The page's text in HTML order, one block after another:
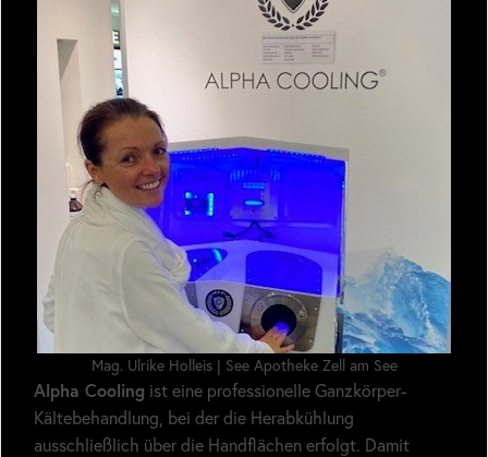
Mag. Ulrike Holleis | See Apotheke Zell am See
Alpha Cooling ist eine professionelle Ganzkörper-
Kältebehandlung, bei der die Herabkühlung
ausschließlich über die Handflächen erfolgt. Damit